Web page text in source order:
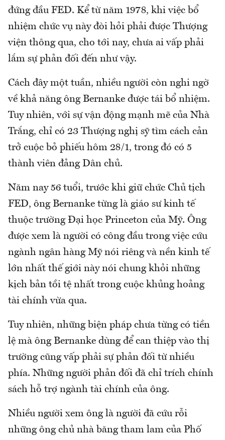
đứng đầu FED. Kể từ năm 1978, khi việc bổ
nhiệm chức vụ này đòi hỏi phải được Thượng
viện thông qua, cho tới nay, chưa ai vấp phải
lắm sự phản đối đến như vậy.
Cách đây một tuần, nhiều người còn nghi ngờ
về khả năng ông Bernanke được tái bổ nhiệm.
Tuy nhiên, với sự vận động mạnh mẽ của Nhà
Trắng, chỉ có 23 Thượng nghị sỹ tìm cách cản
trở cuộc bỏ phiếu hôm 28/1, trong đó có 5
thành viên đảng Dân chủ.
Năm nay 56 tuổi, trước khi giữ chức Chủ tịch
FED, ông Bernanke từng là giáo sư kinh tế
thuộc trường Đại học Princeton của Mỹ. Ông
được xem là người có công đầu trong việc cứu
ngành ngân hàng Mỹ nói riêng và nền kinh tế
lớn nhất thế giới này nói chung khỏi những
kịch bản tồi tệ nhất trong cuộc khủng hoảng
tài chính vừa qua.
Tuy nhiên, những biện pháp chưa từng có tiền
lệ mà ông Bernanke dùng để can thiệp vào thị
trường cũng vấp phải sự phản đối từ nhiều
phía. Những người phản đối đã chỉ trích chính
sách hỗ trợ ngành tài chính của ông.
Nhiều người xem ông là người đã cứu rỗi
những ông chủ nhà băng tham lam của Phố